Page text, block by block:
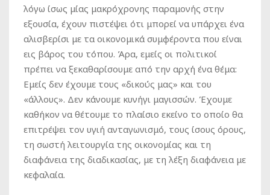
λόγω ίσως μίας μακρόχρονης παραμονής στην
εξουσία, έχουν πιστέψει ότι μπορεί να υπάρχει ένα
αλισβερίσι με τα οικονομικά συμφέροντα που είναι
εις βάρος του τόπου. Άρα, εμείς οι πολιτικοί
πρέπει να ξεκαθαρίσουμε από την αρχή ένα θέμα:
Εμείς δεν έχουμε τους «δικούς μας» και του
«άλλους». Δεν κάνουμε κυνήγι μαγισσών. Έχουμε
καθήκον να θέτουμε το πλαίσιο εκείνο το οποίο θα
επιτρέψει τον υγιή ανταγωνισμό, τους ίσους όρους,
τη σωστή λειτουργία της οικονομίας και τη
διαφάνεια της διαδικασίας, με τη λέξη διαφάνεια με
κεφαλαία.